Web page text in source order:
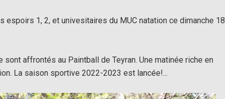
espoirs 1, 2, et univesitaires du MUC natation ce dimanche 18
affrontés au Paintball de Teyran. Une matinée riche en
La saison sportive 2022-2023 est lancée!...